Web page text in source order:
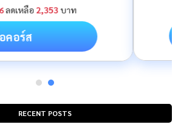
RECENT POSTS
สั่งซื้อคอร์ส